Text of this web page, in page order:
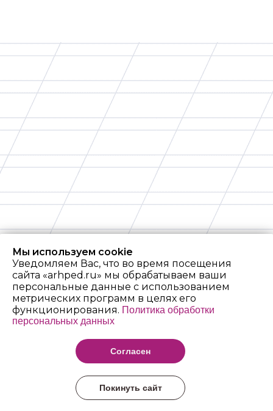
Архангельский
педагогический
колледж имени Р.Е.
Шаниной
Мы используем cookie
Уведомляем Вас, что во время посещения
сайта «arhped.ru» мы обрабатываем ваши
персональные данные с использованием
метрических программ в целях его
функционирования. Политика обработки
персональных данных
Согласен
Покинуть сайт